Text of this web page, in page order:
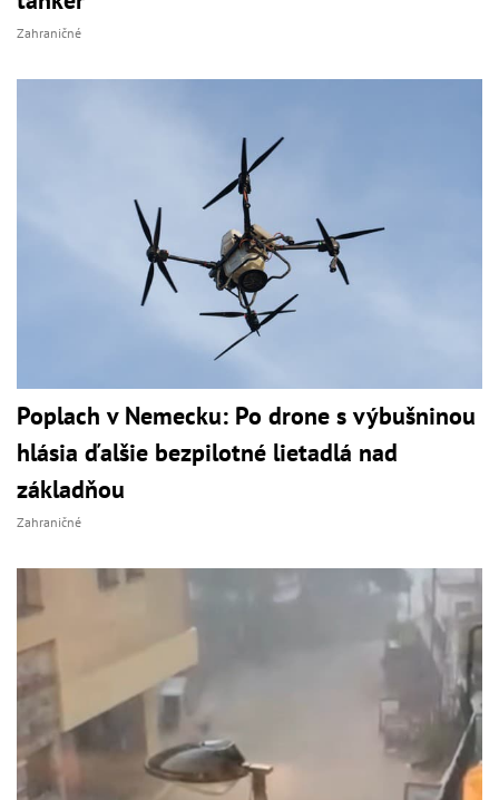
Zahraničné
Poplach v Nemecku: Po drone s výbušninou
hlásia ďalšie bezpilotné lietadlá nad
základňou
Zahraničné